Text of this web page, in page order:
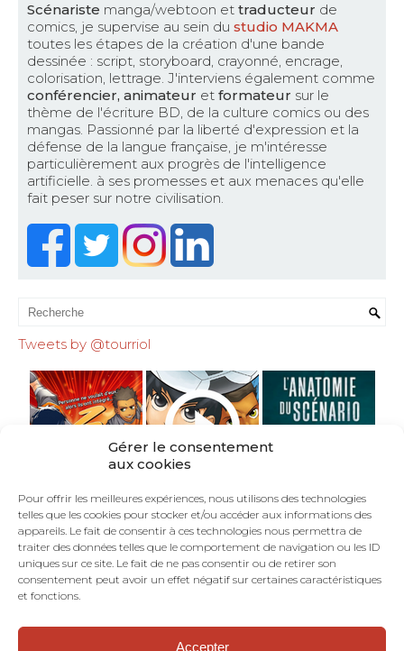
Gérer le consentement
aux cookies
Pour offrir les meilleures expériences, nous utilisons des technologies
telles que les cookies pour stocker et/ou accéder aux informations des
appareils. Le fait de consentir à ces technologies nous permettra de
traiter des données telles que le comportement de navigation ou les ID
uniques sur ce site. Le fait de ne pas consentir ou de retirer son
consentement peut avoir un effet négatif sur certaines caractéristiques
et fonctions.
Accepter
Scénariste manga/webtoon et traducteur de
comics, je supervise au sein du studio MAKMA
toutes les étapes de la création d'une bande
dessinée : script, storyboard, crayonné, encrage,
colorisation, lettrage. J'interviens également comme
conférencier, animateur et formateur sur le
thème de l'écriture BD, de la culture comics ou des
mangas. Passionné par la liberté d'expression et la
défense de la langue française, je m'intéresse
particulièrement aux progrès de l'intelligence
artificielle. à ses promesses et aux menaces qu'elle
fait peser sur notre civilisation.
Tweets by @tourriol